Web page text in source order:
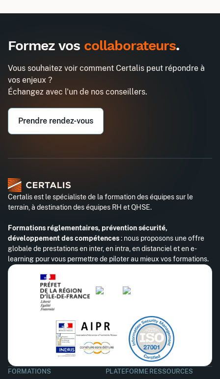
Inter
990€ 2580€
Maîtriser vos transports aériens et
Entreprise*
Téléphone professionnel*
Formez vos collaborateurs.
Vous souhaitez voir comment Certalis peut répondre à
vos enjeux ?
Échangez avec l'un de nos conseillers.
Prendre rendez-vous
Certalis est le spécialiste de la formation des équipes sur le
terrain, à destination des équipes RH et QHSE.
Formations réglementaires, prévention sécurité,
développement des compétences: nous proposons une offre
globale de prestations en inter, en intra, en distanciel et en e-
learning pour vous permettre de piloter au mieux vos formations.
FORMATIONS PLATEFORME RESSOURCES